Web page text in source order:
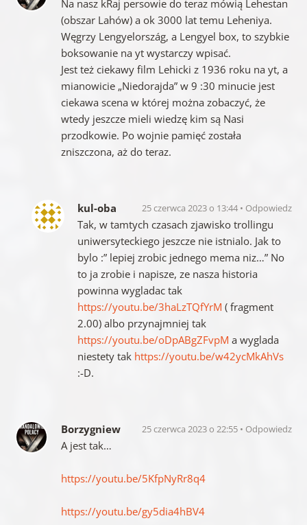
Na nasz kRaj persowie do teraz mówią Lehestan
(obszar Lahów) a ok 3000 lat temu Leheniya.
Węgrzy Lengyelország, a Lengyel box, to szybkie
boksowanie na yt wystarczy wpisać.
Jest też ciekawy film Lehicki z 1936 roku na yt, a
mianowicie „Niedorajda” w 9 :30 minucie jest
ciekawa scena w której można zobaczyć, że
wtedy jeszcze mieli wiedzę kim są Nasi
przodkowie. Po wojnie pamięć została
zniszczona, aż do teraz.
kul-oba 25 czerwca 2023 o 13:44 Odpowiedz
Tak, w tamtych czasach zjawisko trollingu
uniwersyteckiego jeszcze nie istnialo. Jak to
bylo :” lepiej zrobic jednego mema niz…” No
to ja zrobie i napisze, ze nasza historia
powinna wygladac tak
https://youtu.be/3haLzTQfYrM ( fragment
2.00) albo przynajmniej tak
https://youtu.be/oDpABgZFvpM a wyglada
niestety tak https://youtu.be/w42ycMkAhVs
:-D.
Borzygniew 25 czerwca 2023 o 22:55 Odpowiedz
A jest tak…
https://youtu.be/5KfpNyRr8q4
https://youtu.be/gy5dia4hBV4